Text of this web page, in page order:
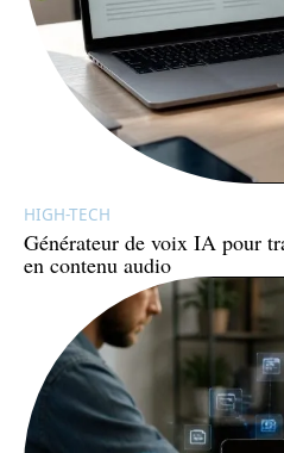
HIGH-TECH
Générateur de voix IA pour
en contenu audio